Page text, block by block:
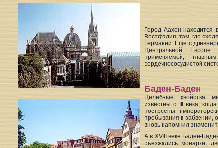
Город Аахен
Вестфалия, там, где
Германии. Еще с
Центральной Европе
применяемой,
сердечнососудистой
Баден-Баден
Целебные свойства
известны с III века,
построены
пребывания в забвении,
вновь напомнил
А в XVIII веке Баден-
съезжались монархи,